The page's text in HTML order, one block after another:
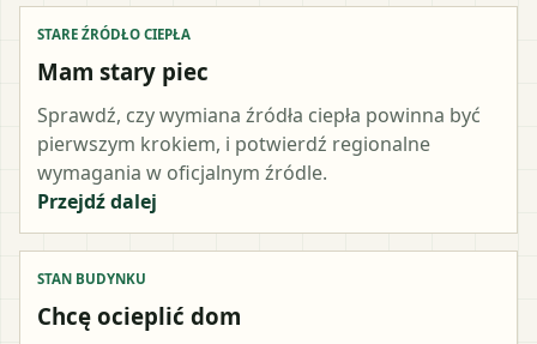
STARE ŹRÓDŁO CIEPŁA
Mam stary piec
Sprawdź, czy wymiana źródła ciepła powinna być
pierwszym krokiem, i potwierdź regionalne
wymagania w oficjalnym źródle.
Przejdź dalej
STAN BUDYNKU
Chcę ocieplić dom